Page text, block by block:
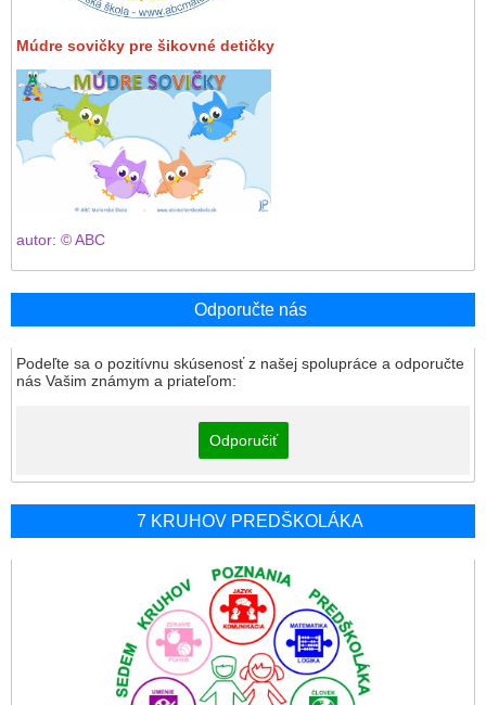
Múdre sovičky pre šikovné detičky
autor: © ABC
Odporučte nás
Podeľte sa o pozitívnu skúsenosť z našej spolupráce a odporučte
nás Vašim známym a priateľom:
Odporučiť
7 KRUHOV PREDŠKOLÁKA